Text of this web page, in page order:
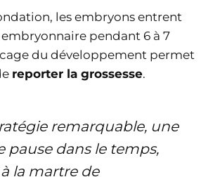
les embryons entrent
pendant 6 à 7
du développement permet
reporter la grossesse.
remarquable, une
pause dans le temps,
la martre de